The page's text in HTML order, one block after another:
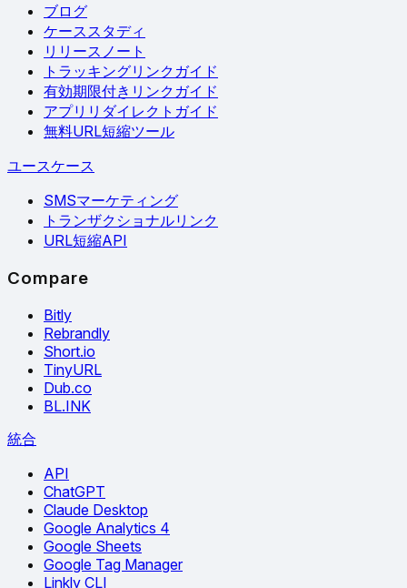
ブログ
ケーススタディ
リリースノート
トラッキングリンクガイド
有効期限付きリンクガイド
アプリリダイレクトガイド
無料URL短縮ツール
ユースケース
SMSマーケティング
トランザクショナルリンク
URL短縮API
Compare
Bitly
Rebrandly
Short.io
TinyURL
Dub.co
BL.INK
統合
API
ChatGPT
Claude Desktop
Google Analytics 4
Google Sheets
Google Tag Manager
Linkly CLI